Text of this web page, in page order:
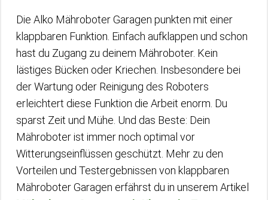
Die Alko Mähroboter Garagen punkten mit einer
klappbaren Funktion. Einfach aufklappen und schon
hast du Zugang zu deinem Mähroboter. Kein
lästiges Bücken oder Kriechen. Insbesondere bei
der Wartung oder Reinigung des Roboters
erleichtert diese Funktion die Arbeit enorm. Du
sparst Zeit und Mühe. Und das Beste: Dein
Mähroboter ist immer noch optimal vor
Witterungseinflüssen geschützt. Mehr zu den
Vorteilen und Testergebnissen von klappbaren
Mähroboter Garagen erfährst du in unserem Artikel